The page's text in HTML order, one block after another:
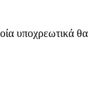
υποχρεωτικά θα